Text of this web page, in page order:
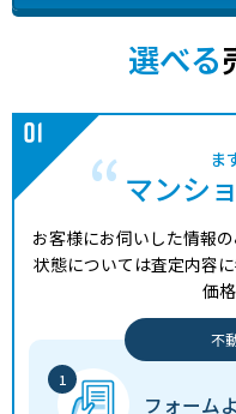
選べる
ま
マンシ
お客様にお伺いした情報の
状態については査定内容
価
不
フォーム